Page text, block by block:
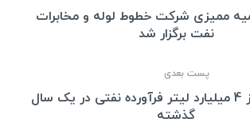
ممیزی شرکت خطوط لوله و مخابرات
نفت برگزار شد
پست بعدی
انتقال بیش از 4 میلیارد لیتر فرآورده نفتی در یک سال
گذشته